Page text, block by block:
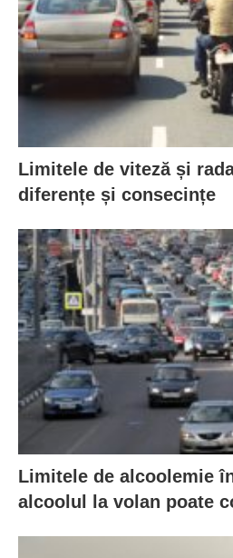
Limitele de viteză și
diferențe și consecințe
Limitele de alcoolemie
alcoolul la volan poate